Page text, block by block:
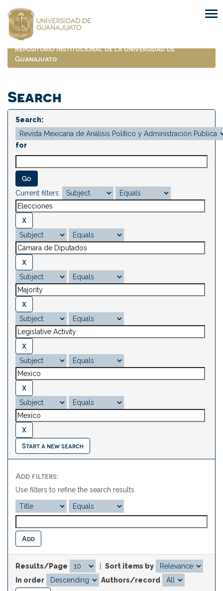
navigation
Repositorio Institucional de la Universidad de
Guanajuato
Search
Search:
for
Current filters:
Start a new search
Add filters:
Use filters to refine the search results.
Results/Page
Sort items by
In order
Authors/record